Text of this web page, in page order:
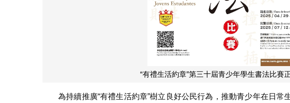
“有禮生活約章”第三十屆青少年學生書法比賽
為持續推廣“有禮生活約章”樹立良好公民行為，推動青少年在日